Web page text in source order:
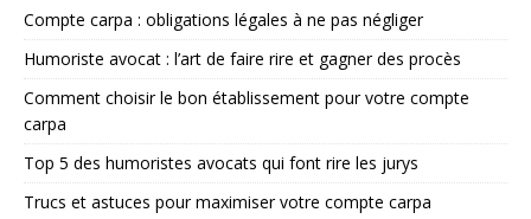
Compte carpa : obligations légales à ne pas négliger
Humoriste avocat : l’art de faire rire et gagner des procès
Comment choisir le bon établissement pour votre compte
carpa
Top 5 des humoristes avocats qui font rire les jurys
Trucs et astuces pour maximiser votre compte carpa